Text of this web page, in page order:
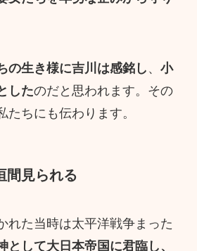
の生き様に吉川は感銘し 、 小
したのだと思われます。その
たちにも伝わります。
間見られる
れた当時は太平洋戦争まった
として大日本帝国に君臨し、